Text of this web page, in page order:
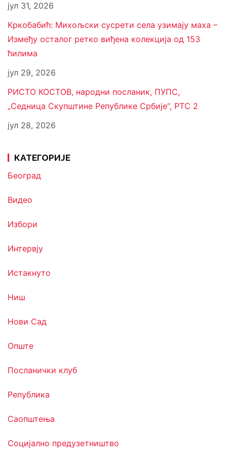
јул 31, 2026
Кркобабић: Михољски сусрети села узимају маха –
Између осталог ретко виђена колекција од 153
ћилима
јул 29, 2026
РИСТО КОСТОВ, народни посланик, ПУПС,
„Седница Скупштине Републике Србије“, РТС 2
јул 28, 2026
КАТЕГОРИЈЕ
Београд
Видео
Избори
Интервју
Истакнуто
Ниш
Нови Сад
Опште
Посланички клуб
Република
Саопштења
Социјално предузетништво